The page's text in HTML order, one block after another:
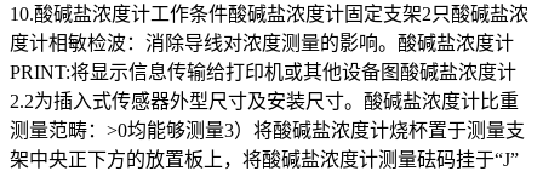
10.酸碱盐浓度计工作条件酸碱盐浓度计固定支架2只酸碱盐浓
度计相敏检波：消除导线对浓度测量的影响。酸碱盐浓度计
PRINT:将显示信息传输给打印机或其他设备图酸碱盐浓度计
2.2为插入式传感器外型尺寸及安装尺寸。酸碱盐浓度计比重
测量范畴：>0均能够测量3）将酸碱盐浓度计烧杯置于测量支
架中央正下方的放置板上，将酸碱盐浓度计测量砝码挂于“J”